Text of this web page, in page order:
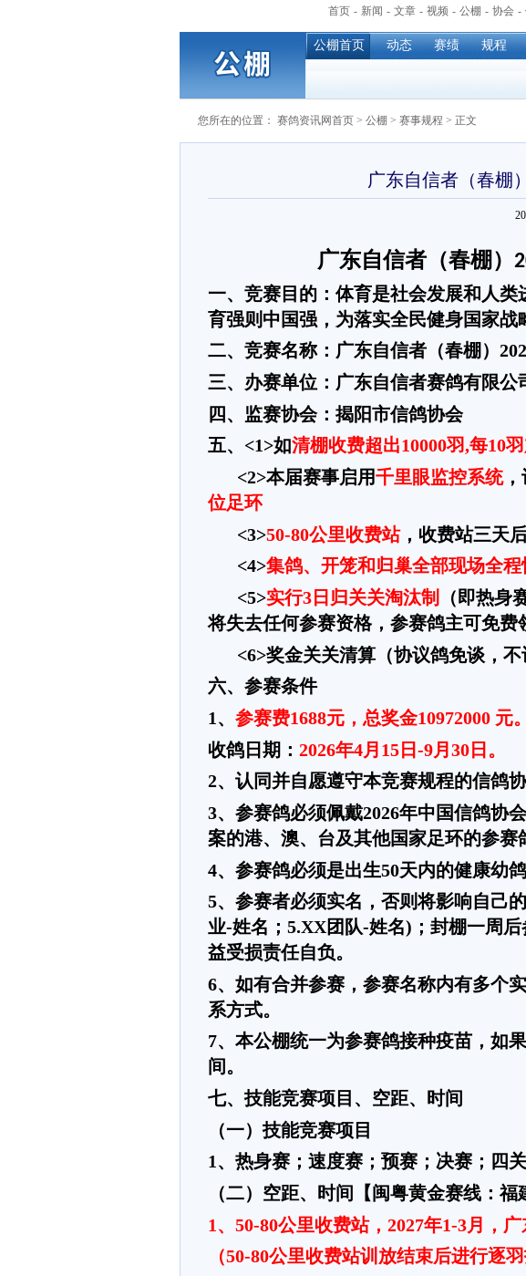
首页 - 新闻 - 文章 - 视频 - 公棚 - 协会 -
公棚首页 动态 赛绩 规程
您所在的位置： 赛鸽资讯网首页 > 公棚 > 赛事规程 > 正文
广东自信者（春棚
广东自信者（春棚）
一、竞赛目的：体育是社会发展和人
育强则中国强，为落实全民健身国家战
二、竞赛名称：广东自信者（春棚）
三、办赛单位：广东自信者赛鸽有限公
四、监赛协会：揭阳市信鸽协会
五、 <1>如清棚收费超出10000羽,每10
<2>本届赛事启用千里眼监控系统，
位足环
<3>50-80公里收费站，收费站三天
<4>集鸽、开笼和归巢全部现场全
<5>实行3日归关关淘汰制 （即热身
将失去任何参赛资格，参赛鸽主可免费
<6>奖金关关清算（协议鸽免谈，不
六、参赛条件
1、 参赛费1688元，总奖金10972000 元。
收鸽日期： 2026年4月15日-9月30日。
2、认同并自愿遵守本竞赛规程的信鸽
3、参赛鸽必须佩戴2026年中国信鸽协
案的港、澳、台及其他国家足环的参赛
4、参赛鸽必须是出生50天内的健康幼
5、参赛者必须实名，否则将影响自己
业-姓名；5.XX团队-姓名)；封棚一周
益受损责任自负。
6、如有合并参赛，参赛名称内有多个
系方式。
7、本公棚统一为参赛鸽接种疫苗，如
间。
七、技能竞赛项目、空距、时间
（一）技能竞赛项目
1、热身赛；速度赛；预赛；决赛；四
（二）空距、时间【闽粤黄金赛线：福
1、50-80公里收费站，2027年1-3月，广
（50-80公里收费站训放结束后进行逐